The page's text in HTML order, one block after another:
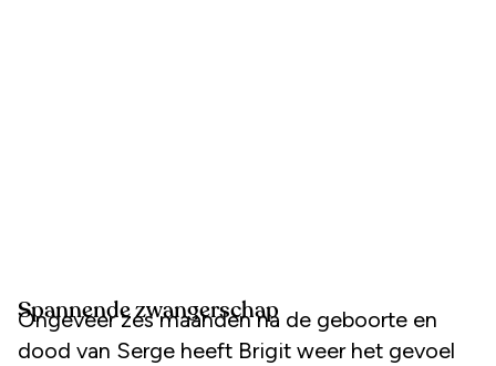
Spannende zwangerschap
Ongeveer zes maanden na de geboorte en
dood van Serge heeft Brigit weer het gevoel